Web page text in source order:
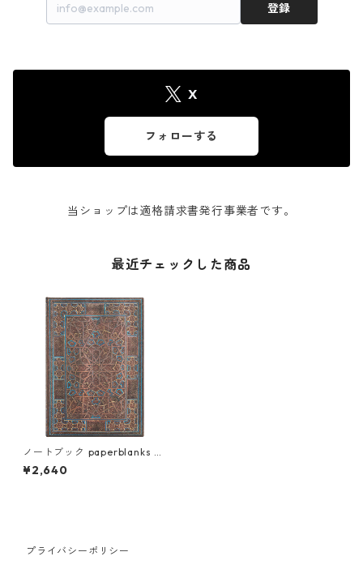
登録
X
フォローする
当ショップは適格請求書発行事業者です。
最近チェックした商品
ノートブック paperblanks ペ
ーパーブランクス MIDI ハード
カバー 罫線 ミッドナイト・ス
¥2,640
プライバシーポリシー